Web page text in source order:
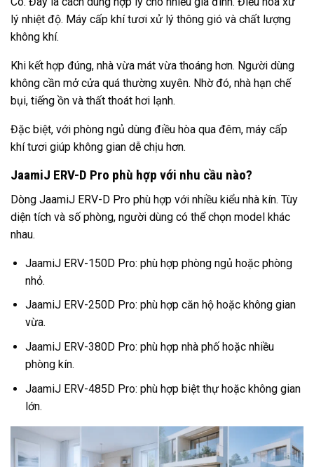
lý nhiệt độ. Máy cấp khí tươi xử lý thông gió và chất lượng
không khí.
Khi kết hợp đúng, nhà vừa mát vừa thoáng hơn. Người dùng
không cần mở cửa quá thường xuyên. Nhờ đó, nhà hạn chế
bụi, tiếng ồn và thất thoát hơi lạnh.
Đặc biệt, với phòng ngủ dùng điều hòa qua đêm, máy cấp
khí tươi giúp không gian dễ chịu hơn.
JaamiJ ERV-D Pro phù hợp với nhu cầu nào?
Dòng JaamiJ ERV-D Pro phù hợp với nhiều kiểu nhà kín. Tùy
diện tích và số phòng, người dùng có thể chọn model khác
nhau.
JaamiJ ERV-150D Pro: phù hợp phòng ngủ hoặc phòng
nhỏ.
JaamiJ ERV-250D Pro: phù hợp căn hộ hoặc không gian
vừa.
JaamiJ ERV-380D Pro: phù hợp nhà phố hoặc nhiều
phòng kín.
JaamiJ ERV-485D Pro: phù hợp biệt thự hoặc không gian
lớn.